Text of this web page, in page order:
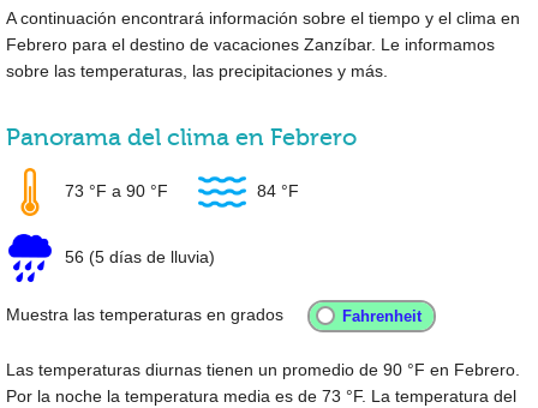
A continuación encontrará información sobre el tiempo y el clima en
Febrero para el destino de vacaciones Zanzíbar. Le informamos
sobre las temperaturas, las precipitaciones y más.
Panorama del clima en Febrero
73 °F a 90 °F 84 °F
56 (5 días de lluvia)
Muestra las temperaturas en grados
Las temperaturas diurnas tienen un promedio de 90 °F en Febrero.
Por la noche la temperatura media es de 73 °F. La temperatura del